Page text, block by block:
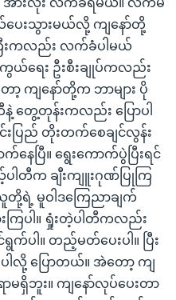
းသွားမယ်လို့ ကျနော်တို့
ြီးကလည်း လက်ခံပါမယ်
ယ်ရေး ဦးစီးချုပ်ကလည်း
ကျနော်တို့က ဘာများ ပို
နဲ့ တွေ့တုန်းကလည်း ပြောပါ
ပြည် တိုးတက်စေချင်လွန်း
ေပြီ။ ရွေးကောက်ပွဲပြီးရင်
ါတီက ချီးကျူးဂုဏ်ပြုကြ
တို့ရဲ့ မူဝါဒကြေညာချက်
ြပါ။ ရှုံးတဲ့ပါတီကလည်း
က်ပါ။ တည့်မတ်ပေးပါ။ ပြီး
လို့ ပြောတယ်။ အဲတော့ ကျ
မရှိဘူး။ ကျနော်လုပ်ပေးတာ